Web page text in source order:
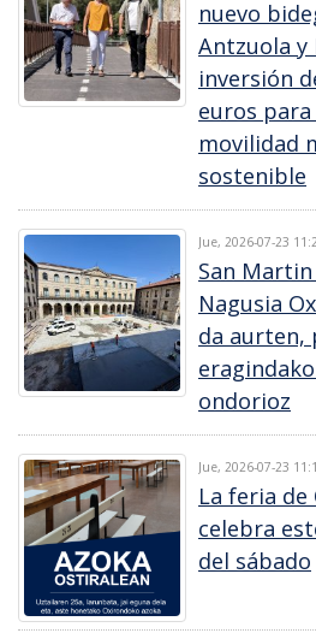
nuevo
Antzuola y
inversión
euros
movilidad
sostenible
Jue, 2026-07-23
San
Nagusia
da aurten,
ondorioz
Jue, 2026-07-23
La feria
celebra
del sábado